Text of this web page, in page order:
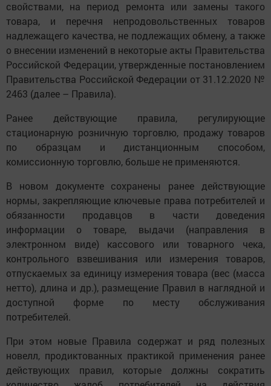
свойствами, на период ремонта или замены такого
товара, и перечня непродовольственных товаров
надлежащего качества, не подлежащих обмену, а также
о внесении изменений в некоторые акты Правительства
Российской Федерации, утвержденные постановлением
Правительства Российской Федерации от 31.12.2020 №
2463 (далее – Правила).
Ранее действующие правила, регулирующие
стационарную розничную торговлю, продажу товаров
по образцам и дистанционным способом,
комиссионную торговлю, больше не применяются.
В новом документе сохранены ранее действующие
нормы, закрепляющие ключевые права потребителей и
обязанности продавцов в части доведения
информации о товаре, выдачи (направления в
электронном виде) кассового или товарного чека,
контрольного взвешивания или измерения товаров,
отпускаемых за единицу измерения товара (вес (масса
нетто), длина и др.), размещение Правил в наглядной и
доступной форме по месту обслуживания
потребителей.
При этом новые Правила содержат и ряд полезных
новелл, продиктованных практикой применения ранее
действующих правил, которые должны сократить